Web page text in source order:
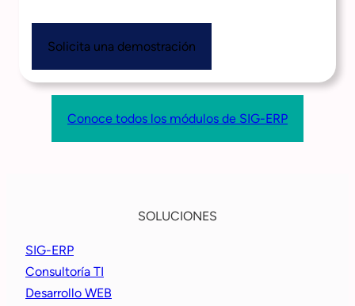
Solicita una demostración
Conoce todos los módulos de SIG-ERP
SOLUCIONES
SIG-ERP
Consultoría TI
Desarrollo WEB